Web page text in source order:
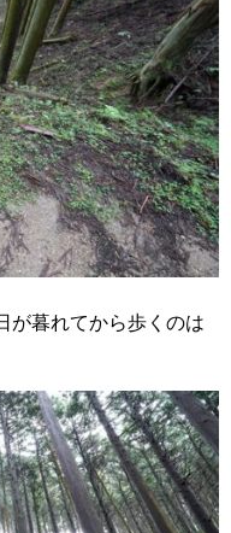
が暮れてから歩くのは